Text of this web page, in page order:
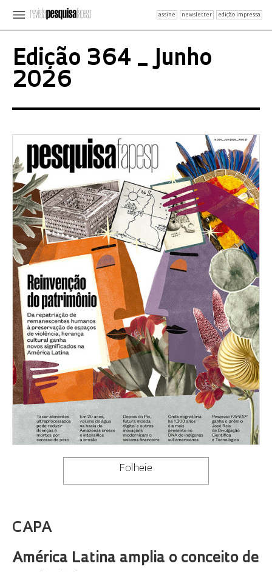
assine newsletter edição impressa
Edição 364 _ Junho
2026
Folheie
CAPA
América Latina amplia o conceito de